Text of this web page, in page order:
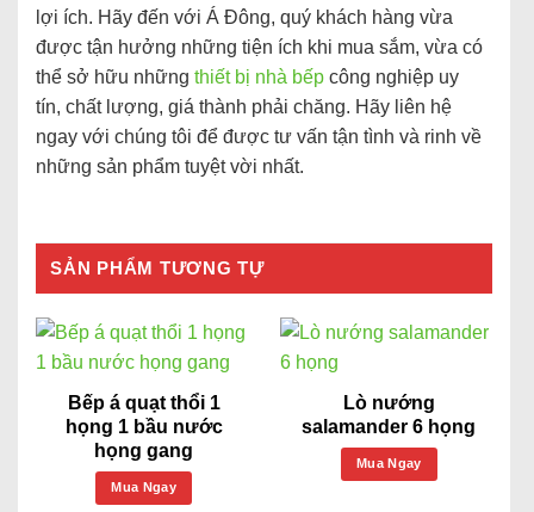
lợi ích. Hãy đến với Á Đông, quý khách hàng vừa
được tận hưởng những tiện ích khi mua sắm, vừa có
thể sở hữu những thiết bị nhà bếp công nghiệp uy
tín, chất lượng, giá thành phải chăng. Hãy liên hệ
ngay với chúng tôi để được tư vấn tận tình và rinh về
những sản phẩm tuyệt vời nhất.
SẢN PHẨM TƯƠNG TỰ
Bếp á quạt thổi 1
họng 1 bầu nước
họng gang
Mua Ngay
Lò nướng
salamander 6 họng
Mua Ngay